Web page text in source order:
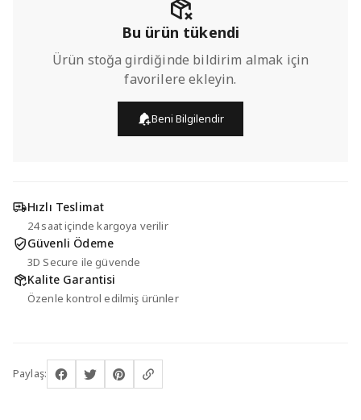
Bu ürün tükendi
Ürün stoğa girdiğinde bildirim almak için
favorilere ekleyin.
Beni Bilgilendir
Hızlı Teslimat
24 saat içinde kargoya verilir
Güvenli Ödeme
3D Secure ile güvende
Kalite Garantisi
Özenle kontrol edilmiş ürünler
Paylaş: